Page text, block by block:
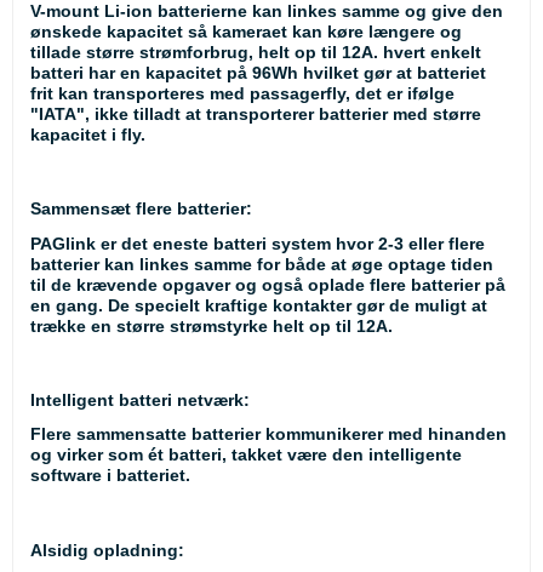
V-mount Li-ion batterierne kan linkes samme og give den
ønskede kapacitet så kameraet kan køre længere og
tillade større strømforbrug, helt op til 12A. hvert enkelt
batteri har en kapacitet på 96Wh hvilket gør at batteriet
frit kan transporteres med passagerfly, det er ifølge
"IATA", ikke tilladt at transporterer batterier med større
kapacitet i fly.
Sammensæt flere batterier:
PAGlink er det eneste batteri system hvor 2-3 eller flere
batterier kan linkes samme for både at øge optage tiden
til de krævende opgaver og også oplade flere batterier på
en gang. De specielt kraftige kontakter gør de muligt at
trække en større strømstyrke helt op til 12A.
Intelligent batteri netværk:
Flere sammensatte batterier kommunikerer med hinanden
og virker som ét batteri, takket være den intelligente
software i batteriet.
Alsidig opladning: